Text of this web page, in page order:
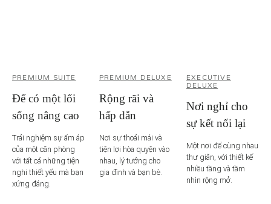
PREMIUM SUITE
Để có một lối
sống nâng cao
Trải nghiệm sự ấm áp
của một căn phòng
với tất cả những tiện
nghi thiết yếu mà bạn
xứng đáng.
PREMIUM DELUXE
Rộng rãi và
hấp dẫn
Nơi sự thoải mái và
tiện lợi hòa quyện vào
nhau, lý tưởng cho
gia đình và bạn bè.
EXECUTIVE
DELUXE
Nơi nghỉ cho
sự kết nối lại
Một nơi để cùng nhau
thư giãn, với thiết kế
nhiều tầng và tầm
nhìn rộng mở.